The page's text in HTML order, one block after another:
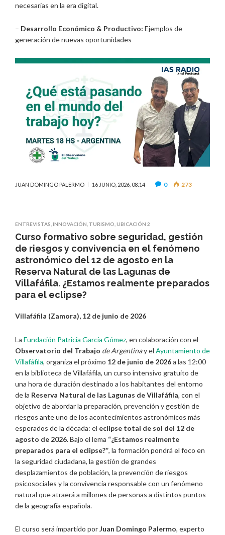
necesarias en la era digital.
– Desarrollo Económico & Productivo: Ejemplos de
generación de nuevas oportunidades
JUAN DOMINGO PALERMO 16 JUNIO, 2026, 08:14 0 273
ENTREVISTAS INNOVACIÓN TURISMO UBICACIÓN 2
Curso formativo sobre seguridad, gestión
de riesgos y convivencia en el fenómeno
astronómico del 12 de agosto en la
Reserva Natural de las Lagunas de
Villafáfila. ¿Estamos realmente preparados
para el eclipse?
Villafáfila (Zamora), 12 de junio de 2026
La Fundación Patricia García Gómez, en colaboración con el
Observatorio del Trabajo de Argentinay el Ayuntamiento de
Villafáfila, organiza el próximo 12 de junio de 2026a las 12:00
en la biblioteca de Villafáfila, un curso intensivo gratuito de
una hora de duración destinado a los habitantes del entorno
de la Reserva Natural de las Lagunas de Villafáfila, con el
objetivo de abordar la preparación, prevención y gestión de
riesgos ante uno de los acontecimientos astronómicos más
esperados de la década: el eclipse total de sol del 12 de
agosto de 2026. Bajo el lema “¿Estamos realmente
preparados para el eclipse?”, la formación pondrá el foco en
la seguridad ciudadana, la gestión de grandes
desplazamientos de población, la prevención de riesgos
psicosociales y la convivencia responsable con un fenómeno
natural que atraerá a millones de personas a distintos puntos
de la geografía española.
El curso será impartido porJuan Domingo Palermo, experto